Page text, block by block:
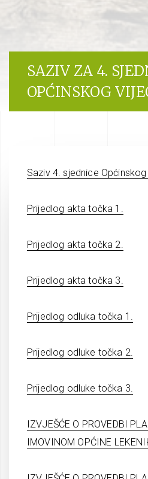
SAZIV ZA 4.
OPĆINSKOG
Saziv 4. sjednice
Prijedlog akta točka 1.
Prijedlog akta točka 2.
Prijedlog akta točka 3.
Prijedlog odluka točka 1.
Prijedlog odluke točka 2.
Prijedlog odluke točka 3.
IZVJEŠĆE O PROVEDBI
IMOVINOM OPĆINE